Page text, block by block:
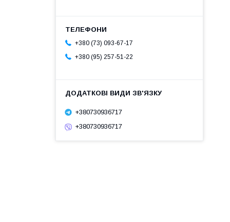
+380 (73) 093-67-17
+380 (95) 257-51-22
+380730936717
+380730936717